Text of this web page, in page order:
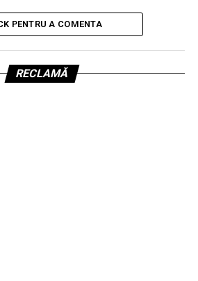
PENTRU A COMENTA
RECLAMĂ